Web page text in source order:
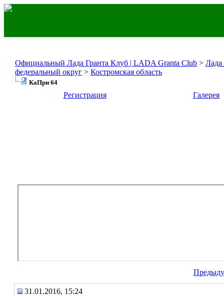
Официальный Лада Гранта Клуб | LADA Granta Club > Лада
федеральный округ > Костромская область
КаПри 64
Регистрация Галерея
31.01.2016, 15:24